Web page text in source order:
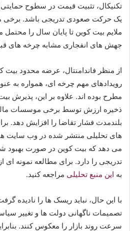
تکنیکال، تثبیت قیمت در سطوح حمایتی
یک حرکت صعودی تدریجی باشد. برخی
ملایم بیت کوین تا پایان سال را محتمل
جهش های انفجاری مشابه چرخه های
از منظر فاندامنتال، عرضه محدود بیت
رویدادهای مهم چرخه ای، همواره به
مطرح بوده اند. علاوه بر این، پذیرش
ذخیره ارزش توسط برخی موسسات
بلندمدت فشار تقاضا را افزایش دهد.
های تحلیلی منتشر شده در وب سایت
می دهد که بیت کوین در صورت بهبود
تدریجی را دارد. برای مطالعه نمونه ای
به این منبع تحلیلی مراجعه کنید.
با این حال، نباید ریسک ها را نادیده
تصمیمات ناگهانی دولت ها و تغییر
سرعت روند بازار را معکوس کنند.